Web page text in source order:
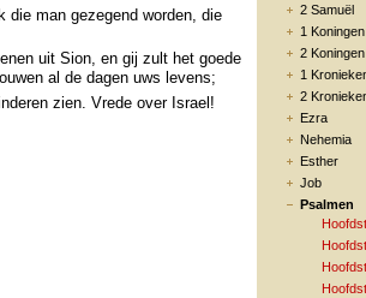
2 Samuël
1 Koningen
2 Koningen
1
2
Ezra
Nehemia
Esther
Job
Psalmen
die man gezegend worden, die
uit Sion, en gij zult het goede
al de dagen uws levens;
zien. Vrede over Israel!